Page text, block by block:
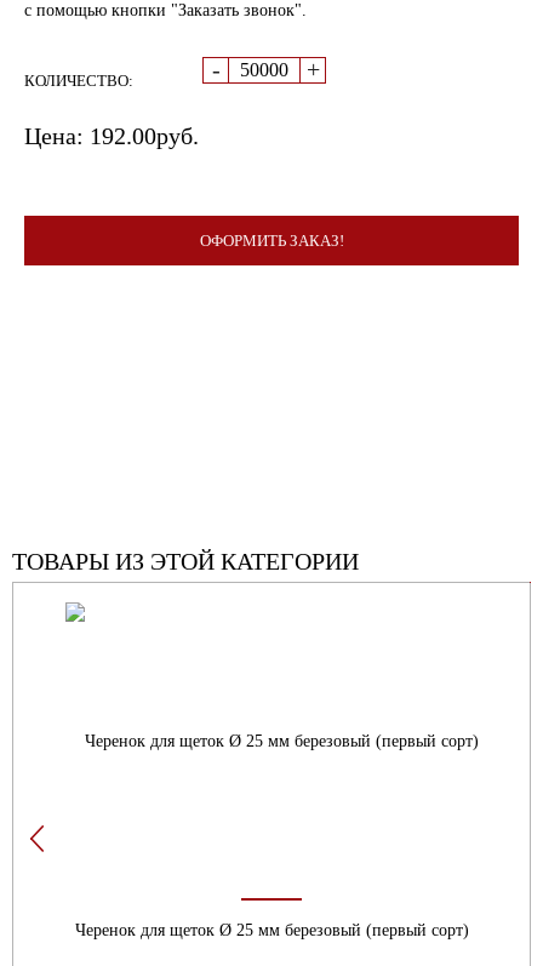
с помощью кнопки "Заказать звонок".
КОЛИЧЕСТВО: - +
Цена: 192.00руб.
ОФОРМИТЬ ЗАКАЗ!
ТОВАРЫ ИЗ ЭТОЙ КАТЕГОРИИ
Черенок для щеток Ø 25 мм березовый (первый сорт)